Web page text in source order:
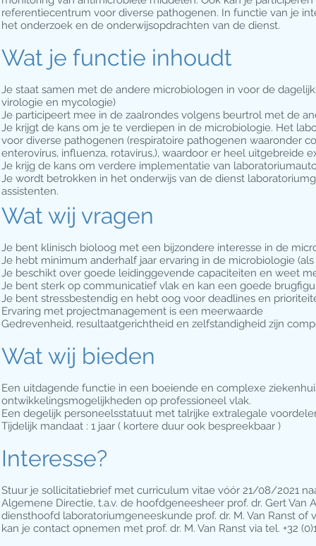
referentiecentrum voor diverse pathogenen. In functie van je
het onderzoek en de onderwijsopdrachten van de dienst.
Wat je functie inhoudt
Je staat samen met de andere microbiologen in voor de
virologie en mycologie)
Je participeert mee in de zaalrondes volgens beurtrol met de
Je krijgt de kans om je te verdiepen in de microbiologie. Het
voor diverse pathogenen (respiratoire pathogenen waaronder
enterovirus, influenza, rotavirus,), waardoor er heel uitgebreide
Je krijg de kans om verdere implementatie van
Je wordt betrokken in het onderwijs van de dienst
assistenten.
Wat wij vragen
Je bent klinisch bioloog met een bijzondere interesse in de
Je hebt minimum anderhalf jaar ervaring in de microbiologie (als
Je beschikt over goede leidinggevende capaciteiten en weet
Je bent sterk op communicatief vlak en kan een goede
Je bent stressbestendig en hebt oog voor deadlines en
Ervaring met projectmanagement is een meerwaarde
Gedrevenheid, resultaatgerichtheid en zelfstandigheid zijn
Wat wij bieden
Een uitdagende functie in een boeiende en complexe
ontwikkelingsmogelijkheden op professioneel vlak.
Een degelijk personeelsstatuut met talrijke extralegale
Tijdelijk mandaat : 1 jaar ( kortere duur ook bespreekbaar )
Interesse?
Stuur je sollicitatiebrief met curriculum vitae vóór 21/08/2021
Algemene Directie, t.a.v. de hoofdgeneesheer prof. dr. Gert Van
diensthoofd laboratoriumgeneeskunde prof. dr. M. Van Ranst of
kan je contact opnemen met prof. dr. M. Van Ranst via tel. +32